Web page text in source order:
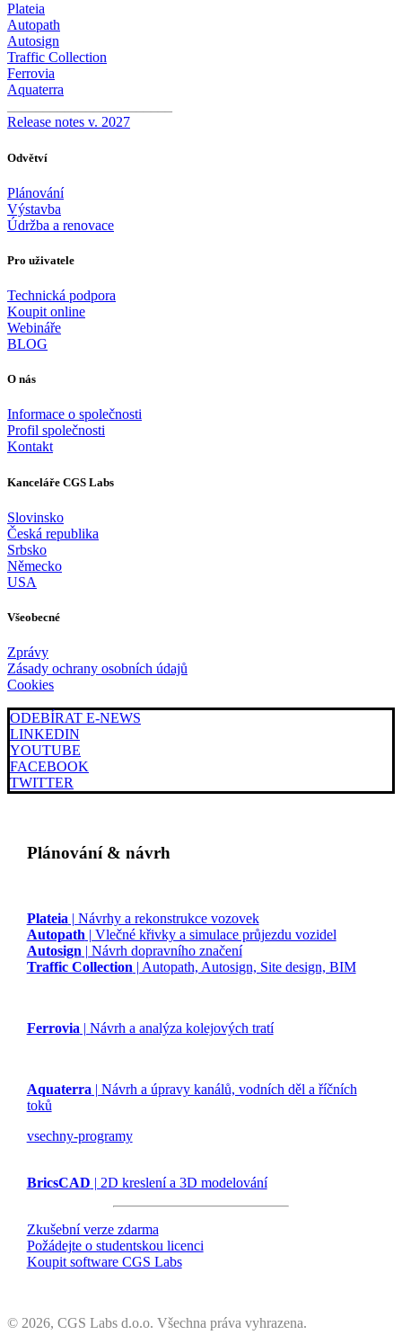
Plateia
Autopath
Autosign
Traffic Collection
Ferrovia
Aquaterra
Release notes v. 2027
Odvětví
Plánování
Výstavba
Údržba a renovace
Pro uživatele
Technická podpora
Koupit online
Webináře
BLOG
O nás
Informace o společnosti
Profil společnosti
Kontakt
Kanceláře CGS Labs
Slovinsko
Česká republika
Srbsko
Německo
USA
Všeobecné
Zprávy
Zásady ochrany osobních údajů
Cookies
ODEBÍRAT E-NEWS
LINKEDIN
YOUTUBE
FACEBOOK
TWITTER
Plánování & návrh
Plateia | Návrhy a rekonstrukce vozovek
Autopath | Vlečné křivky a simulace průjezdu vozidel
Autosign | Návrh dopravního značení
Traffic Collection | Autopath, Autosign, Site design, BIM
Ferrovia | Návrh a analýza kolejových tratí
Aquaterra | Návrh a úpravy kanálů, vodních děl a říčních
toků
vsechny-programy
BricsCAD | 2D kreslení a 3D modelování
Zkušební verze zdarma
Požádejte o studentskou licenci
Koupit software CGS Labs
© 2026, CGS Labs d.o.o. Všechna práva vyhrazena.